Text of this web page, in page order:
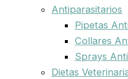
Antiparasitarios
Pipetas
Collares
Sprays
Dietas